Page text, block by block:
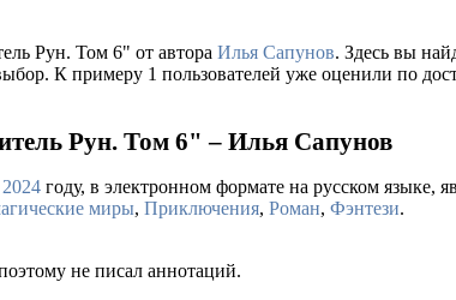
Рун. Том 6" от автора Илья Сапунов. Здесь вы
К примеру 1 пользователей уже оценили по
Рун. Том 6" – Илья Сапунов
2024 году, в электронном формате на русском языке,
миры, Приключения, Роман, Фэнтези.
не писал аннотаций.